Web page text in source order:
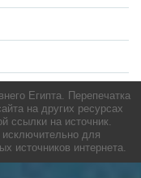
Египта. Перепечатка
на других ресурсах
ссылки на источник.
для
источников интернета.